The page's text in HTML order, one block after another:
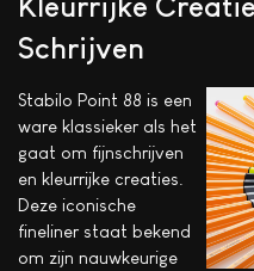
Schrijven
Stabilo Point 88 is een
ware klassieker als het
gaat om fijnschrijven
en kleurrijke creaties.
Deze iconische
fineliner staat bekend
om zijn nauwkeurige